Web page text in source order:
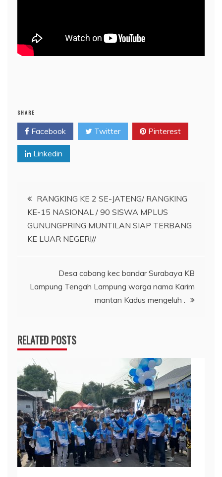
SHARE
Facebook Twitter Pinterest
Linkedin
Post
navigation
RANGKING KE 2 SE-JATENG/ RANGKING
KE-15 NASIONAL / 90 SISWA MPLUS
GUNUNGPRING MUNTILAN SIAP TERBANG
KE LUAR NEGERI//
Desa cabang kec bandar Surabaya KB
Lampung Tengah Lampung warga nama Karim
mantan Kadus mengeluh .
RELATED POSTS